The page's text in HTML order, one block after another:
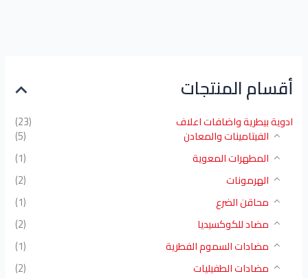
أقسام المنتجات
ادوية بيطرية واضافات اعلاف (23)
الفيتامينات والمعادن
(5)
المطهرات المعوية
(1)
الهرمونات
(2)
محاقن الضرع
(1)
مضاد للكوكسيديا
(2)
مضادات السموم الفطرية
(1)
مضادات الطفيليات
(2)